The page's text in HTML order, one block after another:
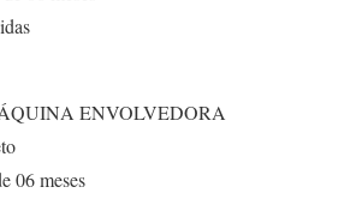
ENVOLVEDORA
06 meses